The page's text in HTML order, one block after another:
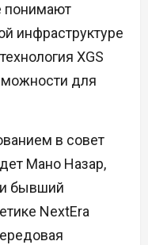
понимают
инфраструктуре
XGS
для
в совет
Мано Назар,
и бывший
NextEra